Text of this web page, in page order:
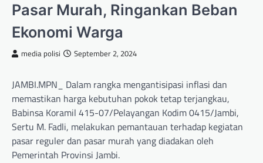
Pasar Murah, Ringankan Beban
Ekonomi Warga
media polisi September 2, 2024
JAMBI.MPN_ Dalam rangka mengantisipasi inflasi dan
memastikan harga kebutuhan pokok tetap terjangkau,
Babinsa Koramil 415-07/Pelayangan Kodim 0415/Jambi,
Sertu M. Fadli, melakukan pemantauan terhadap kegiatan
pasar reguler dan pasar murah yang diadakan oleh
Pemerintah Provinsi Jambi.